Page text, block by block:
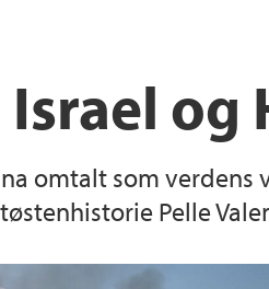
og
omtalt som
Pelle